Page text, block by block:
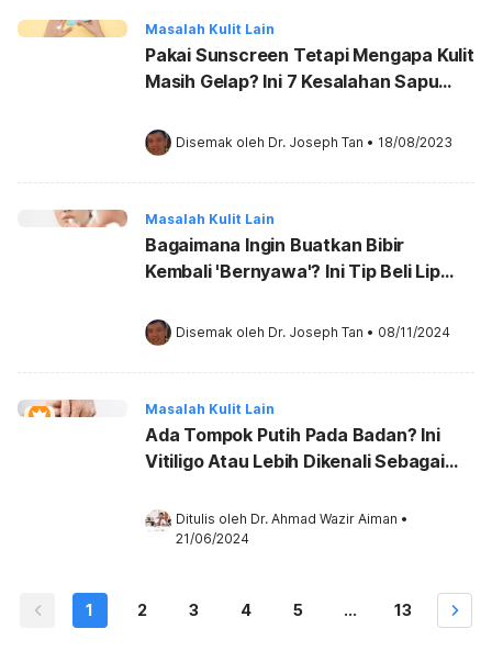
Masalah Kulit Lain
Pakai Sunscreen Tetapi Mengapa Kulit
Masih Gelap? Ini 7 Kesalahan Sapu
Disemak oleh Dr. Joseph Tan • 18/08/2023
Masalah Kulit Lain
Bagaimana Ingin Buatkan Bibir
Kembali 'Bernyawa'? Ini Tip Beli Lip
Disemak oleh Dr. Joseph Tan • 08/11/2024
Masalah Kulit Lain
Ada Tompok Putih Pada Badan? Ini
Vitiligo Atau Lebih Dikenali Sebagai
Ditulis oleh Dr. Ahmad Wazir Aiman •
21/06/2024
1 2 3 4 5 ... 13